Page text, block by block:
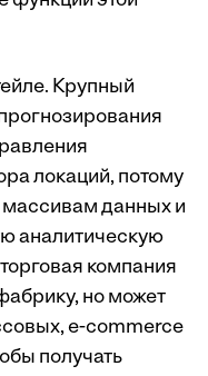
Крупный
локаций, потому
массивам данных и
аналитическую
компания
но может
e-commerce
получать